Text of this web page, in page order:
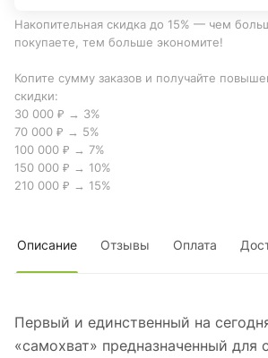
Накопительная скидка до 15% — чем
покупаете, тем больше экономите!
Копите сумму заказов и получайте
скидки:
30 000 ₽ → 3%
70 000 ₽ → 5%
100 000 ₽ → 7%
150 000 ₽ → 10%
210 000 ₽ → 15%
Описание Отзывы Оплата
Первый и единственный на
«самохват» предназначенный для